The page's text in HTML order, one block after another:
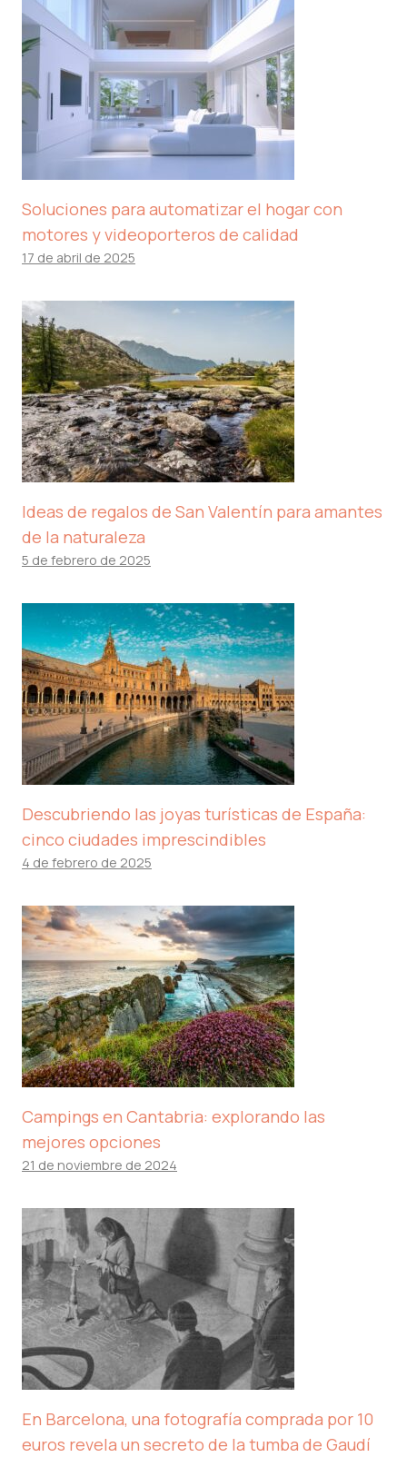
Soluciones para automatizar el hogar con
motores y videoporteros de calidad
17 de abril de 2025
Ideas de regalos de San Valentín para amantes
de la naturaleza
5 de febrero de 2025
Descubriendo las joyas turísticas de España:
cinco ciudades imprescindibles
4 de febrero de 2025
Campings en Cantabria: explorando las
mejores opciones
21 de noviembre de 2024
En Barcelona, ​​una fotografía comprada por 10
euros revela un secreto de la tumba de Gaudí